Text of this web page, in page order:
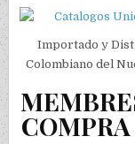
Importado y
Colombiano del